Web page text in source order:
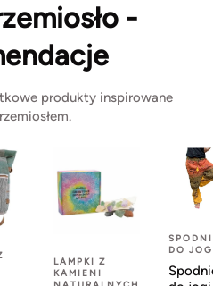
-
produkty inspirowane
LAMPKI Z
KAMIENI
DO